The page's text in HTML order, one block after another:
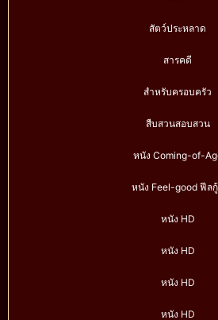
สัตว์ประหลาด
สารคดี
สำหรับครอบครัว
สืบสวนสอบสวน
หนัง Coming-of-
หนัง Feel-good ฟีล
หนัง HD
หนัง HD
หนัง HD
หนัง HD